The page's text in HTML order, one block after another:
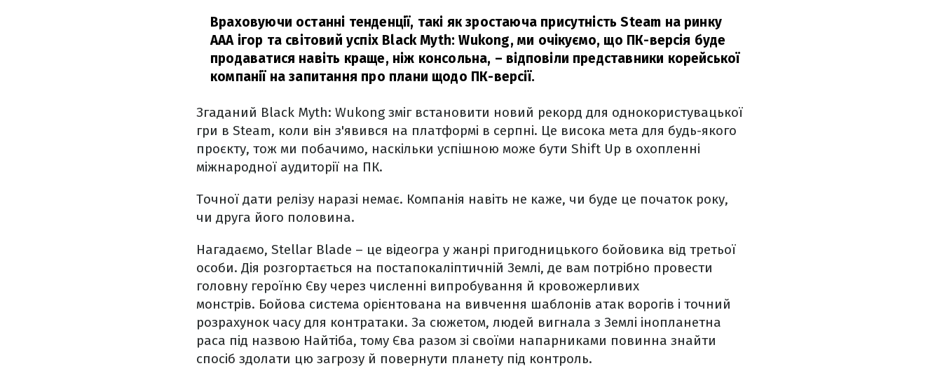
Враховуючи останні тенденції, такі як зростаюча присутність Steam на ринку
AAA ігор та світовий успіх Black Myth: Wukong, ми очікуємо, що ПК-версія буде
продаватися навіть краще, ніж консольна, – відповіли представники корейської
компанії на запитання про плани щодо ПК-версії.
Згаданий Black Myth: Wukong зміг встановити новий рекорд для однокористувацької
гри в Steam, коли він з'явився на платформі в серпні. Це висока мета для будь-якого
проєкту, тож ми побачимо, наскільки успішною може бути Shift Up в охопленні
міжнародної аудиторії на ПК.
Точної дати релізу наразі немає. Компанія навіть не каже, чи буде це початок року,
чи друга його половина.
Нагадаємо, Stellar Blade – це відеогра у жанрі пригодницького бойовика від третьої
особи. Дія розгортається на постапокаліптичній Землі, де вам потрібно провести
головну героїню Єву через численні випробування й кровожерливих
монстрів. Бойова система орієнтована на вивчення шаблонів атак ворогів і точний
розрахунок часу для контратаки. За сюжетом, людей вигнала з Землі інопланетна
раса під назвою Найтіба, тому Єва разом зі своїми напарниками повинна знайти
спосіб здолати цю загрозу й повернути планету під контроль.